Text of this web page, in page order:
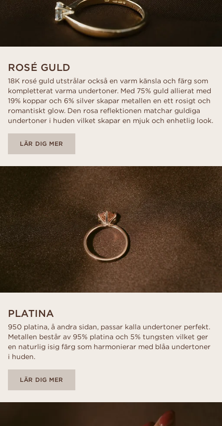
ROSÉ GULD
18K rosé guld utstrålar också en varm känsla och färg som
kompletterat varma undertoner. Med 75% guld allierat med
19% koppar och 6% silver skapar metallen en ett rosigt och
romantiskt glow. Den rosa reflektionen matchar guldiga
undertoner i huden vilket skapar en mjuk och enhetlig look.
LÄR DIG MER
PLATINA
950 platina, å andra sidan, passar kalla undertoner perfekt.
Metallen består av 95% platina och 5% tungsten vilket ger
en naturlig isig färg som harmonierar med blåa undertoner
i huden.
LÄR DIG MER